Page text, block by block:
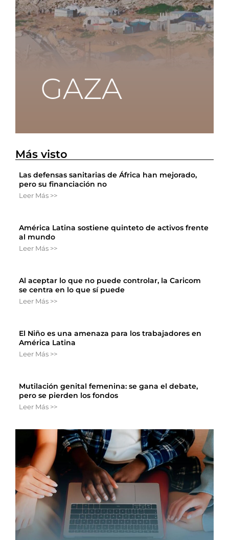
Más visto
Las defensas sanitarias de África han mejorado,
pero su financiación no
Leer Más >>
América Latina sostiene quinteto de activos frente
al mundo
Leer Más >>
Al aceptar lo que no puede controlar, la Caricom
se centra en lo que sí puede
Leer Más >>
El Niño es una amenaza para los trabajadores en
América Latina
Leer Más >>
Mutilación genital femenina: se gana el debate,
pero se pierden los fondos
Leer Más >>